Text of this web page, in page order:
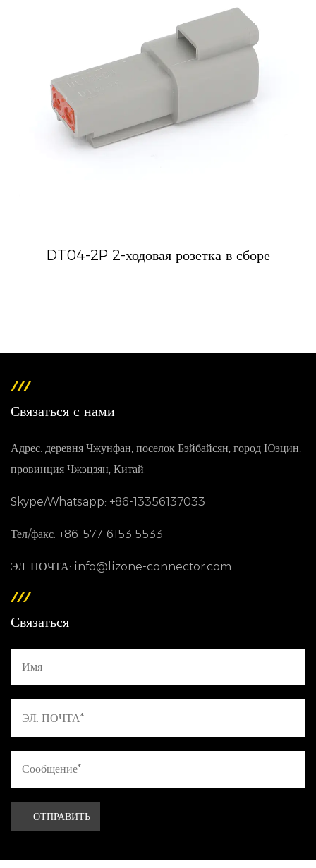
DT04-2P 2-ходовая розетка в сборе
Связаться с нами
Адрес: деревня Чжунфан, поселок Бэйбайсян, город Юэцин,
провинция Чжэцзян, Китай.
Skype/Whatsapp: +86-13356137033
Тел/факс: +86-577-6153 5533
ЭЛ. ПОЧТА: info@lizone-connector.com
Связаться
+ ОТПРАВИТЬ